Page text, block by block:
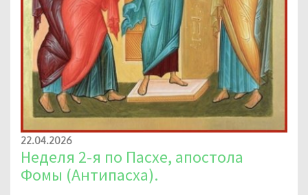
22.04.2026
Неделя 2-я по Пасхе, апостола
Фомы (Антипасха).